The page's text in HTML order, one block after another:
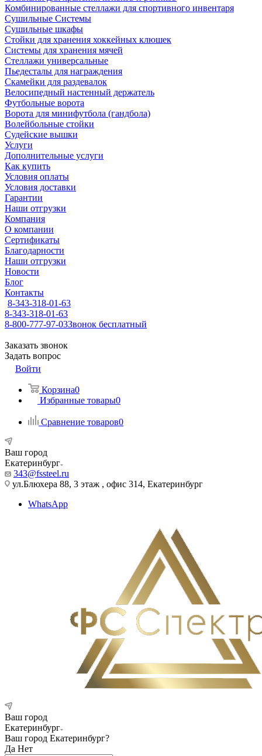
Комбинированные стеллажи для спортивного инвентаря
Сушильные Системы
Сушильные шкафы
Стойки для хранения хоккейных клюшек
Системы для хранения мячей
Стеллажи универсальные
Пьедесталы для награждения
Скамейки для раздевалок
Велосипедный настенный держатель
Футбольные ворота
Ворота для минифутбола (гандбола)
Волейбольные стойки
Судейские вышки
Услуги
Дополнительные услуги
Как купить
Условия оплаты
Условия доставки
Гарантии
Наши отгрузки
Компания
О компании
Сертификаты
Благодарности
Наши отгрузки
Новости
Блог
Контакты
8-343-318-01-63
8-343-318-01-63
8-800-777-97-03Звонок бесплатный
Заказать звонок
Задать вопрос
Войти
Корзина0
Избранные товары0
Сравнение товаров0
Ваш город
Екатеринбург
343@fssteel.ru
ул.Блюхера 88, 3 этаж , офис 314, Екатеринбург
WhatsApp
Ваш город
Екатеринбург
Ваш город Екатеринбург?
Да Нет